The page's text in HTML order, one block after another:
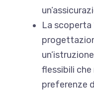
La scoperta
flessibili
preferenze